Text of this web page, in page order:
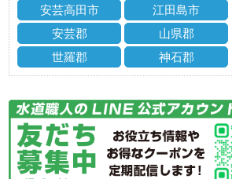
安芸高田市
江田島市
安芸郡
山県郡
世羅郡
神石郡